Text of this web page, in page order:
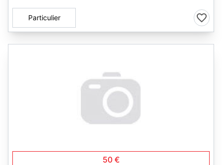
Particulier
50 €